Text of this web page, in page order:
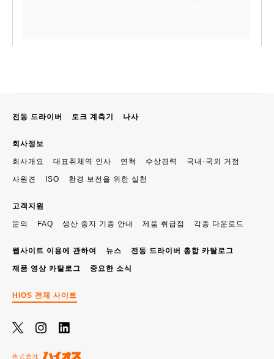
전동 드라이버 토크 계측기 나사
회사정보
회사개요 대표취체역 인사 연혁 수상경력 국내·국외 거점
사원견 ISO 환경 보전을 위한 실천
고객지원
문의 FAQ 생산 중지 기종 안내 제품 취급점 각종 다운로드
웹사이트 이용에 관하여 뉴스 전동 드라이버 총합 카탈로그
제품 영상 카탈로그 중요한 소식
HIOS 전체 사이트